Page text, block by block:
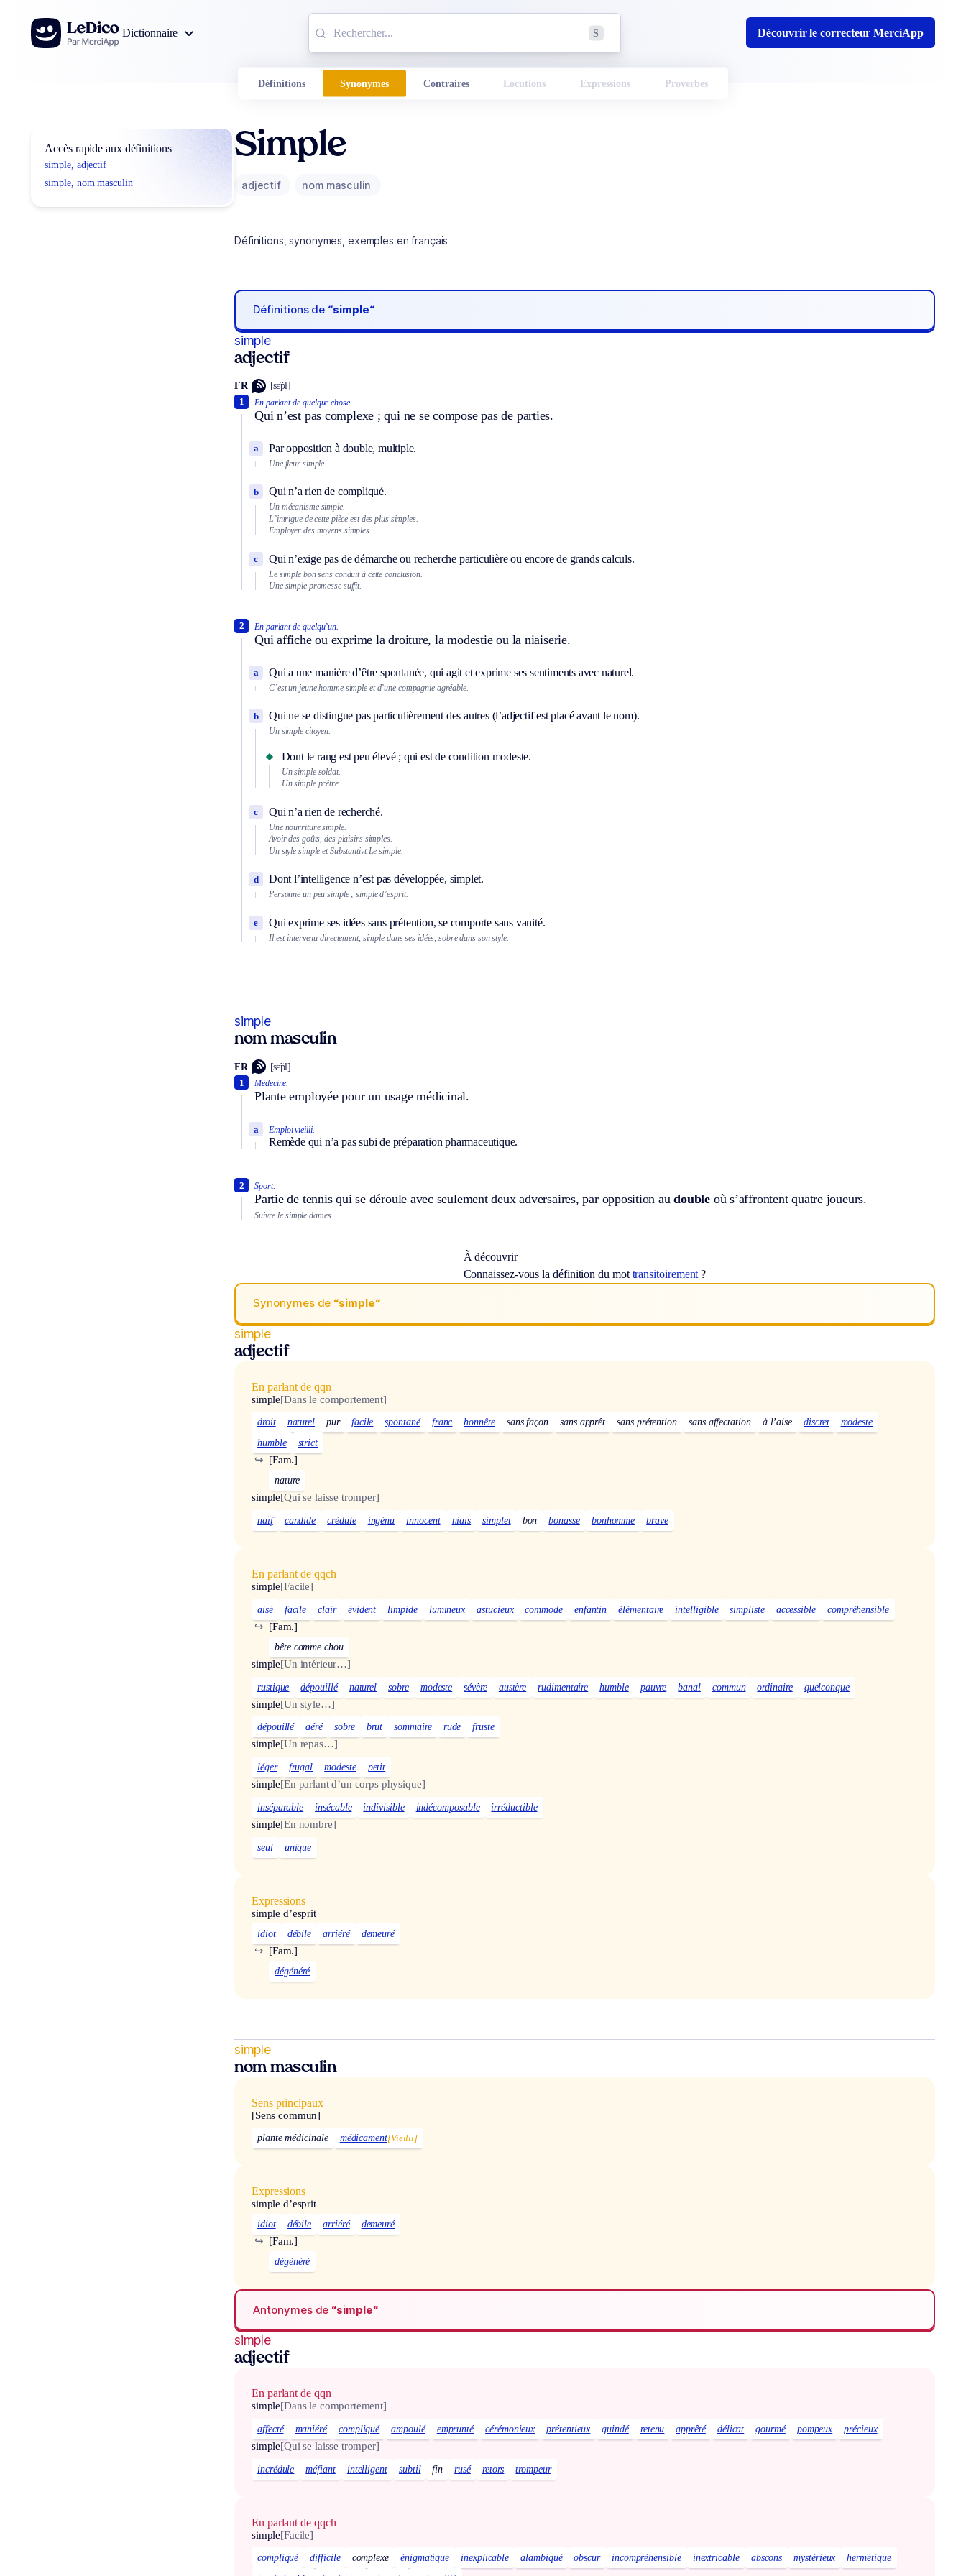
Aller au contenu
Dictionnaire
S Découvrir le correcteur MerciApp
Définitions Synonymes Contraires Locutions Expressions Proverbes
Accès rapide aux définitions
simple, adjectif
simple, nom masculin
Simple
adjectif nom masculin
Définitions, synonymes, exemples en français
Définitions de “simple“
simple
adjectif
FR [sɛ̃pl]
En parlant de quelque chose.
Qui n’est pas complexe ; qui ne se compose pas de parties.
1
Par opposition à double, multiple.
a
Une fleur simple.
Qui n’a rien de compliqué.
b
Un mécanisme simple.
L’intrigue de cette pièce est des plus simples.
Employer des moyens simples.
Qui n’exige pas de démarche ou recherche particulière ou encore de grands calculs.
c
Le simple bon sens conduit à cette conclusion.
Une simple promesse suffit.
En parlant de quelqu’un.
Qui affiche ou exprime la droiture, la modestie ou la niaiserie.
2
Qui a une manière d’être spontanée, qui agit et exprime ses sentiments avec naturel.
a
C’est un jeune homme simple et d’une compagnie agréable.
Qui ne se distingue pas particulièrement des autres (l’adjectif est placé avant le nom).
b
Un simple citoyen.
Dont le rang est peu élevé ; qui est de condition modeste.
Un simple soldat.
Un simple prêtre.
Qui n’a rien de recherché.
c
Une nourriture simple.
Avoir des goûts, des plaisirs simples.
Un style simple etSubstantivt Le simple.
Dont l’intelligence n’est pas développée, simplet.
d
Personne un peu simple ; simple d’esprit.
Qui exprime ses idées sans prétention, se comporte sans vanité.
e
Il est intervenu directement, simple dans ses idées, sobre dans son style.
simple
nom masculin
FR [sɛ̃pl]
Médecine.
Plante employée pour un usage médicinal.
1
Emploi vieilli.
Remède qui n’a pas subi de préparation pharmaceutique.
a
Sport.
Partie de tennis qui se déroule avec seulement deux adversaires, par opposition audouble où s’affrontent quatre joueurs.
2
Suivre le simple dames.
À découvrir
Connaissez-vous la définition du mot transitoirement ?
Synonymes de “simple“
simple
adjectif
En parlant de qqn
simple[Dans le comportement]
droit naturel pur facile spontané franc honnête sans façon sans apprêt sans prétention sans affectation à l’aise discret
modeste
humble
strict
[Fam.]
↪
nature
simple[Qui se laisse tromper]
naïf candide crédule ingénu innocent niais simplet bon bonasse bonhomme brave
En parlant de qqch
simple[Facile]
aisé facile clair évident limpide lumineux astucieux commode enfantin élémentaire intelligible simpliste accessible compréhensible
[Fam.]
↪
bête comme chou
simple[Un intérieur…]
rustique dépouillé naturel sobre modeste sévère austère rudimentaire humble pauvre banal commun ordinaire quelconque
simple[Un style…]
dépouillé aéré sobre brut sommaire rude fruste
simple[Un repas…]
léger frugal modeste petit
simple[En parlant d’un corps physique]
inséparable insécable indivisible indécomposable irréductible
simple[En nombre]
seul unique
Expressions
simple d’esprit
idiot débile arriéré demeuré
[Fam.]
↪
dégénéré
simple
nom masculin
Sens principaux
[Sens commun]
plante médicinale médicament[Vieilli]
Expressions
simple d’esprit
idiot débile arriéré demeuré
[Fam.]
↪
dégénéré
Antonymes de “simple“
simple
adjectif
En parlant de qqn
simple[Dans le comportement]
affecté maniéré compliqué ampoulé emprunté cérémonieux prétentieux guindé retenu apprêté délicat gourmé pompeux précieux
simple[Qui se laisse tromper]
incrédule méfiant intelligent subtil fin rusé retors trompeur
En parlant de qqch
simple[Facile]
compliqué difficile complexe énigmatique inexplicable alambiqué obscur incompréhensible inextricable abscons mystérieux
hermétique